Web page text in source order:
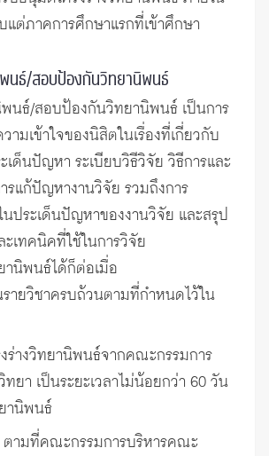
ต่ภาคการศึกษาแรกที่เข้าศึกษา
นธ์/สอบป้องกันวิทยานิพนธ์
นธ์/สอบป้องกันวิทยานิพนธ์ เป็นการ
ามเข้าใจของนิสิตในเรื่องที่เกี่ยวกับ
เด็นปัญหา ระเบียบวิธีวิจัย วิธีการและ
รแก้ปัญหางานวิจัย รวมถึงการ
นประเด็นปัญหาของงานวิจัย และสรุป
ะเทคนิคที่ใช้ในการวิจัย
นิพนธ์ได้ก็ต่อเมื่อ
รายวิชาครบถ้วนตามที่กำหนดไว้ใน
ร่างวิทยานิพนธ์จากคณะกรรมการ
ยา เป็นระยะเวลาไม่น้อยกว่า 60 วัน
านิพนธ์
ามที่คณะกรรมการบริหารคณะ